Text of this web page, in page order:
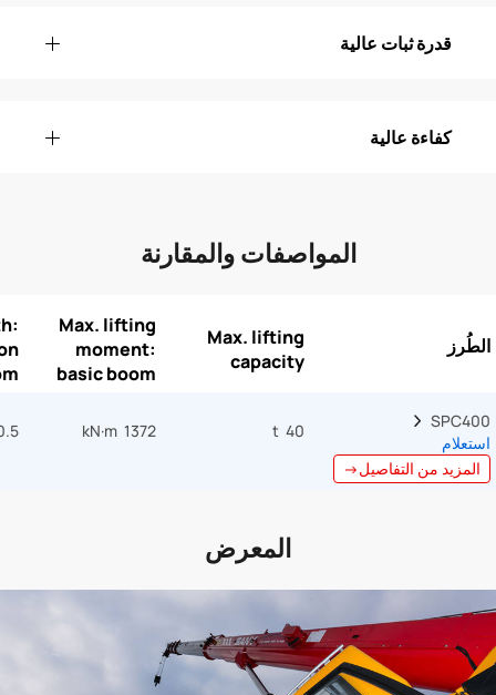
قدرة ثبات عالية
كفاءة عالية
المواصفات والمقارنة
الطُرز
Max. lifting
capacity
Max. lifting
moment:
basic boom
SPC400
استعلام
المزيد من التفاصيل→
40 t
1372 kN·m
m
المعرض